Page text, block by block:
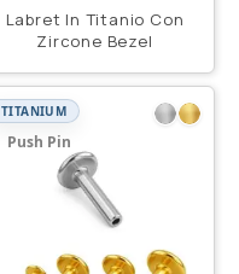
Labret In Titanio Con
Zircone Bezel
TITANIUM
Push Pin